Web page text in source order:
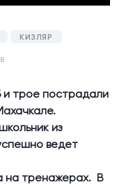
КИЗЛЯР
и трое пострадали
из
ведет
на тренажерах. В